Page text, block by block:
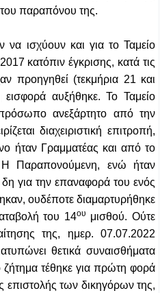
παραπόνου της.
να ισχύουν και για το Ταμείο
κατόπιν έγκρισης, κατά τις
προηγηθεί (τεκμήρια 21 και
αυξήθηκε. Το Ταμείο
ανεξάρτητο από την
διαχειριστική επιτροπή,
ήταν Γραμματέας και από το
Η Παραπονούμενη, ενώ ήταν
για την επαναφορά του ενός
ουδέποτε διαμαρτυρήθηκε
του 14ου μισθού. Ούτε
της, ημερ. 07.07.2022
θετικά συναισθήματα
τέθηκε για πρώτη φορά
των δικηγόρων της,